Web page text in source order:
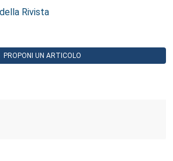
Rivista
PROPONI UN ARTICOLO